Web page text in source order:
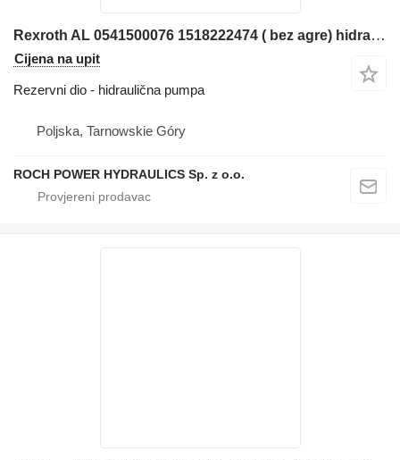
Rexroth AL 0541500076 1518222474 ( bez agre) hidraulična pumpa za Liebherr L556 2+2 prednjeg utovarivača
Cijena na upit
Rezervni dio - hidraulična pumpa
Poljska, Tarnowskie Góry
ROCH POWER HYDRAULICS Sp. z o.o.